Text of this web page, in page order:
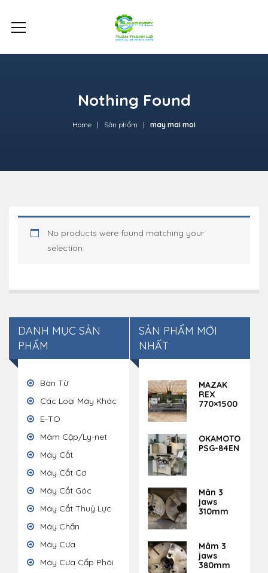
Nothing Found
Home Sản phẩm may mai moi
DANH MỤC SẢN
PHẨM
Bàn Từ
Các Loại Máy Khác
E-TO
Mâm Cập/Ly-net
Máy Cắt
Máy Cắt Cơ
Máy Cắt Góc
Máy Cắt Thuỷ Lực
Máy Chấn
Máy Cưa
Máy Cưa Cấp Phôi
SẢN PHẨM MỚI
NHẤT
MAZAK
REX
770×1500
OKAMOTO
PSG-84EN
Mân 3
jaws
310mm
Mâm 3
jaws
380mm
No products were found matching your
selection.